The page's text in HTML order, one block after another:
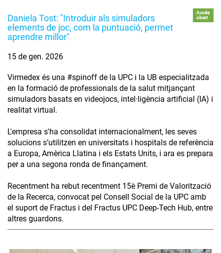
Daniela Tost: "Introduir als simuladors
elements de joc, com la puntuació, permet
aprendre millor"
Accés
obert
15 de gen. 2026
Virmedex és una #spinoff de la UPC i la UB especialitzada
en la formació de professionals de la salut mitjançant
simuladors basats en videojocs, intel·ligència artificial (IA) i
realitat virtual.
L'empresa s'ha consolidat internacionalment, les seves
solucions s’utilitzen en universitats i hospitals de referència
a Europa, Amèrica Llatina i els Estats Units, i ara es prepara
per a una segona ronda de finançament.
Recentment ha rebut recentment 15è Premi de Valorització
de la Recerca, convocat pel Consell Social de la UPC amb
el suport de Fractus i del Fractus UPC Deep-Tech Hub, entre
altres guardons.